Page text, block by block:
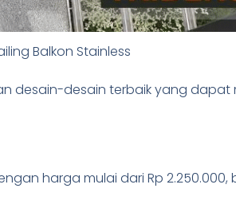
Balkon Stainless
desain-desain terbaik yang
harga mulai dari Rp